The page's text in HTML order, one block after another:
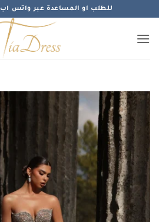
للطلب او المساعدة عبر واتس اب 00966535663260